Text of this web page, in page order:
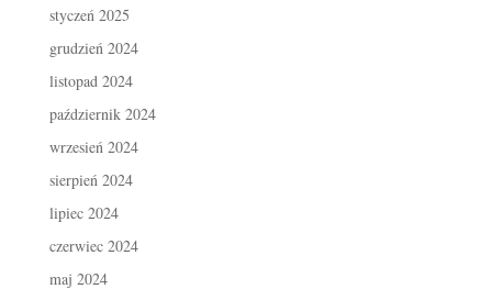
styczeń 2025
grudzień 2024
listopad 2024
październik 2024
wrzesień 2024
sierpień 2024
lipiec 2024
czerwiec 2024
maj 2024